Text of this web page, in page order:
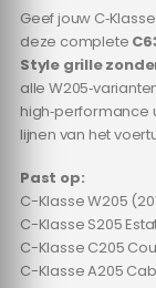
Geef jouw
deze complete
Stylegrille
alle
high‑performance
lijnen van het
Past op:
C-Klasse W205
C-Klasse S205
C-Klasse C205
C-Klasse A205